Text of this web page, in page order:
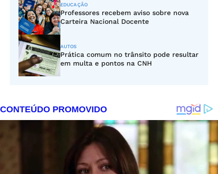
EDUCAÇÃO
Professores recebem aviso sobre nova
Carteira Nacional Docente
AUTOS
Prática comum no trânsito pode resultar
em multa e pontos na CNH